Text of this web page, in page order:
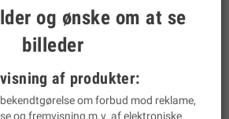
Kundeservice
henvendelser på mail og telefon
og ønske om at se
billeder
af produkter:
om forbud mod reklame,
og fremvisning m.v. af elektroniske